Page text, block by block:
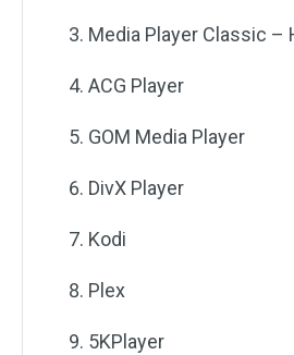
Media Player Classic –
ACG Player
GOM Media Player
DivX Player
Kodi
Plex
5KPlayer